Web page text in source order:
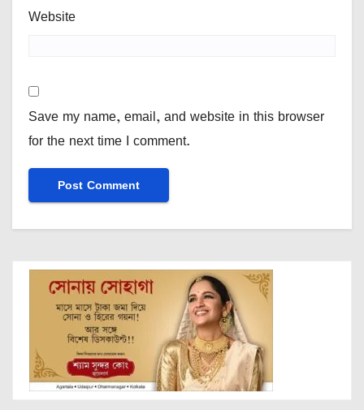
Website
Save my name, email, and website in this browser
for the next time I comment.